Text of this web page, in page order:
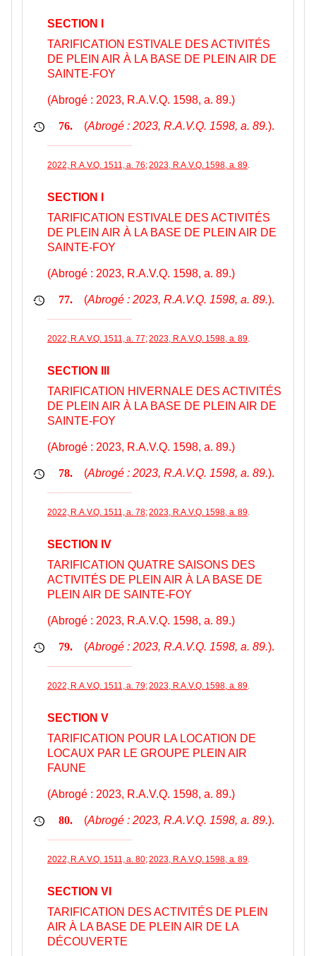
SECTION I
TARIFICATION ESTIVALE DES ACTIVITÉS
DE PLEIN AIR À LA BASE DE PLEIN AIR DE
SAINTE-FOY
(Abrogé : 2023, R.A.V.Q. 1598, a. 89.)
76. (Abrogé : 2023, R.A.V.Q. 1598, a. 89.).
2022, R.A.V.Q. 1511, a. 76;2023, R.A.V.Q. 1598, a. 89.
SECTION I
TARIFICATION ESTIVALE DES ACTIVITÉS
DE PLEIN AIR À LA BASE DE PLEIN AIR DE
SAINTE-FOY
(Abrogé : 2023, R.A.V.Q. 1598, a. 89.)
77. (Abrogé : 2023, R.A.V.Q. 1598, a. 89.).
2022, R.A.V.Q. 1511, a. 77;2023, R.A.V.Q. 1598, a. 89.
SECTION III
TARIFICATION HIVERNALE DES ACTIVITÉS
DE PLEIN AIR À LA BASE DE PLEIN AIR DE
SAINTE-FOY
(Abrogé : 2023, R.A.V.Q. 1598, a. 89.)
78. (Abrogé : 2023, R.A.V.Q. 1598, a. 89.).
2022, R.A.V.Q. 1511, a. 78;2023, R.A.V.Q. 1598, a. 89.
SECTION IV
TARIFICATION QUATRE SAISONS DES
ACTIVITÉS DE PLEIN AIR À LA BASE DE
PLEIN AIR DE SAINTE-FOY
(Abrogé : 2023, R.A.V.Q. 1598, a. 89.)
79. (Abrogé : 2023, R.A.V.Q. 1598, a. 89.).
2022, R.A.V.Q. 1511, a. 79;2023, R.A.V.Q. 1598, a. 89.
SECTION V
TARIFICATION POUR LA LOCATION DE
LOCAUX PAR LE GROUPE PLEIN AIR
FAUNE
(Abrogé : 2023, R.A.V.Q. 1598, a. 89.)
80. (Abrogé : 2023, R.A.V.Q. 1598, a. 89.).
2022, R.A.V.Q. 1511, a. 80;2023, R.A.V.Q. 1598, a. 89.
SECTION VI
TARIFICATION DES ACTIVITÉS DE PLEIN
AIR À LA BASE DE PLEIN AIR DE LA
DÉCOUVERTE